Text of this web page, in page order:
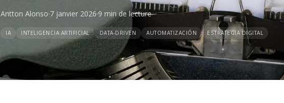
Antton Alonso·7 janvier 2026·9 min de lecture
IA INTELIGENCIA ARTIFICIAL DATA-DRIVEN AUTOMATIZACIÓN ESTRATEGIA DIGITAL